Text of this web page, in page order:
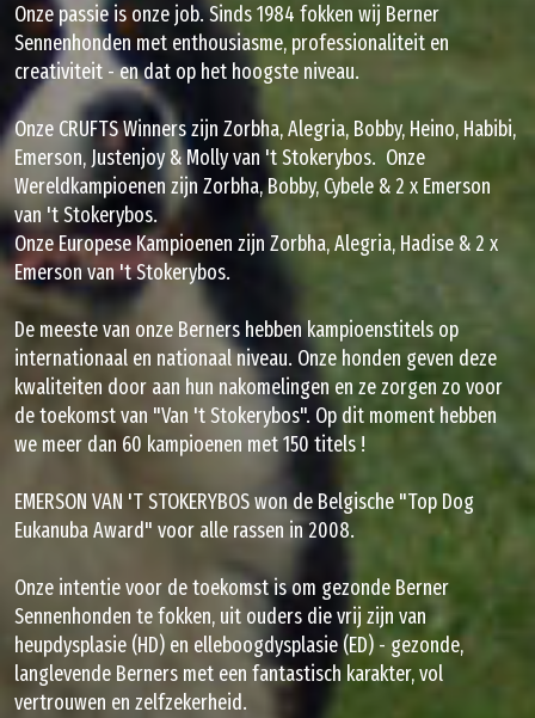
Onze passie is onze job. Sinds 1984 fokken wij Berner
Sennenhonden met enthousiasme, professionaliteit en
creativiteit - en dat op het hoogste niveau.
Onze CRUFTS Winners zijn Zorbha, Alegria, Bobby, Heino, Habibi,
Emerson, Justenjoy & Molly van 't Stokerybos. Onze
Wereldkampioenen zijn Zorbha, Bobby, Cybele & 2 x Emerson
van 't Stokerybos.
Onze Europese Kampioenen zijn Zorbha, Alegria, Hadise & 2 x
Emerson van 't Stokerybos.
De meeste van onze Berners hebben kampioenstitels op
internationaal en nationaal niveau. Onze honden geven deze
kwaliteiten door aan hun nakomelingen en ze zorgen zo voor
de toekomst van "Van 't Stokerybos". Op dit moment hebben
we meer dan 60 kampioenen met 150 titels !
EMERSON VAN 'T STOKERYBOS won de Belgische "Top Dog
Eukanuba Award" voor alle rassen in 2008.
Onze intentie voor de toekomst is om gezonde Berner
Sennenhonden te fokken, uit ouders die vrij zijn van
heupdysplasie (HD) en elleboogdysplasie (ED) - gezonde,
langlevende Berners met een fantastisch karakter, vol
vertrouwen en zelfzekerheid.